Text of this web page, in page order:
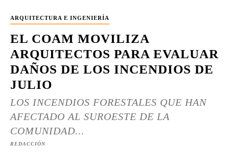
ARQUITECTURA E INGENIERÍA
EL COAM MOVILIZA
ARQUITECTOS PARA EVALUAR
DAÑOS DE LOS INCENDIOS DE
JULIO
LOS INCENDIOS FORESTALES QUE HAN
AFECTADO AL SUROESTE DE LA
COMUNIDAD...
REDACCIÓN